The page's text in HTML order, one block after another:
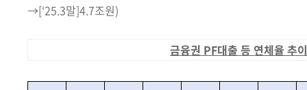
→[‘25.3말]4.7조원)
금융권 PF대출 등 연체율 추이